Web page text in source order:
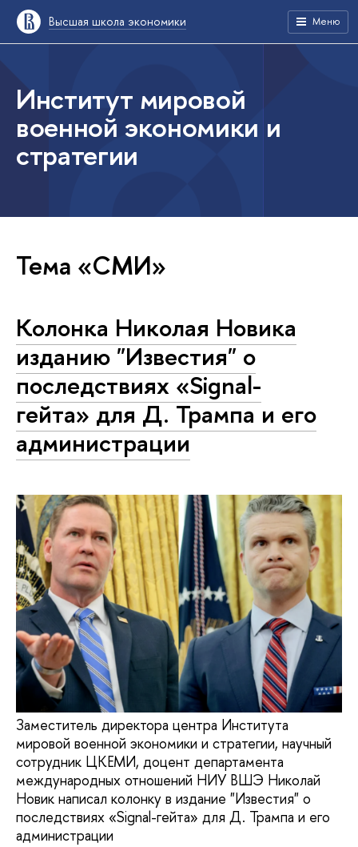
Высшая школа экономики Меню
Институт мировой
военной экономики и
стратегии
Тема «СМИ»
Колонка Николая Новика
изданию "Известия" о
последствиях «Signal-
гейта» для Д. Трампа и его
администрации
Заместитель директора центра Института
мировой военной экономики и стратегии, научный
сотрудник ЦКЕМИ, доцент департамента
международных отношений НИУ ВШЭ Николай
Новик написал колонку в издание "Известия" о
последствиях «Signal-гейта» для Д. Трампа и его
администрации